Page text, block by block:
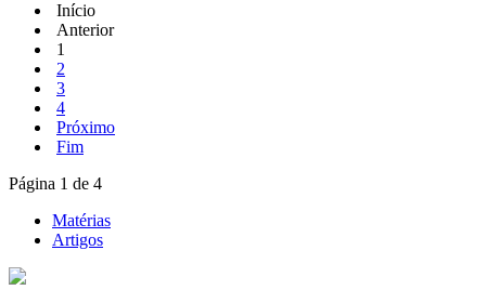
Início
Anterior
1
2
3
4
Próximo
Fim
Página 1 de 4
Matérias
Artigos